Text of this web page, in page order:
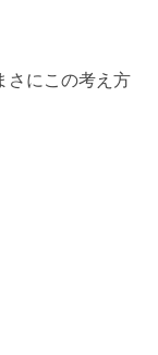
さにこの考え方